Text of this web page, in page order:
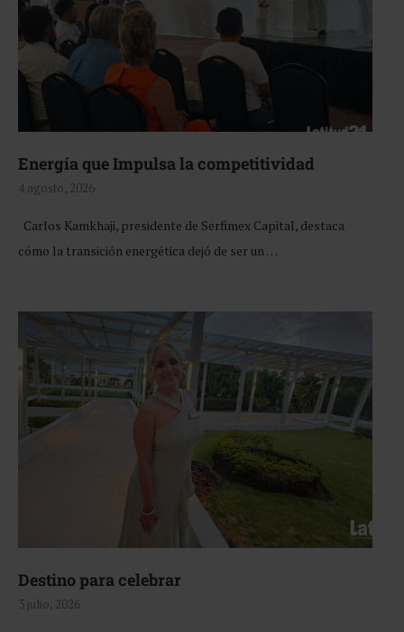
Energía que Impulsa la competitividad
4 agosto, 2026
Carlos Kamkhaji, presidente de Serfimex Capital, destaca
cómo la transición energética dejó de ser un …
Destino para celebrar
3 julio, 2026